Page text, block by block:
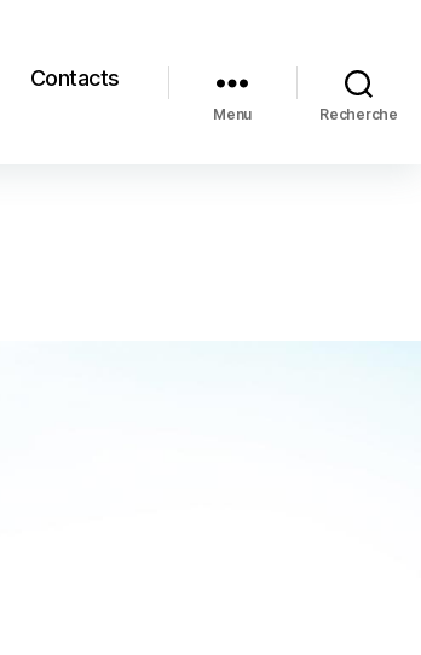
Contacts
Menu Recherche